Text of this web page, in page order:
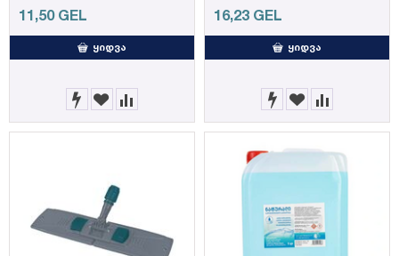
11,50 GEL
ᲧᲘᲓᲕᲐ
16,23 GEL
ᲧᲘᲓᲕᲐ